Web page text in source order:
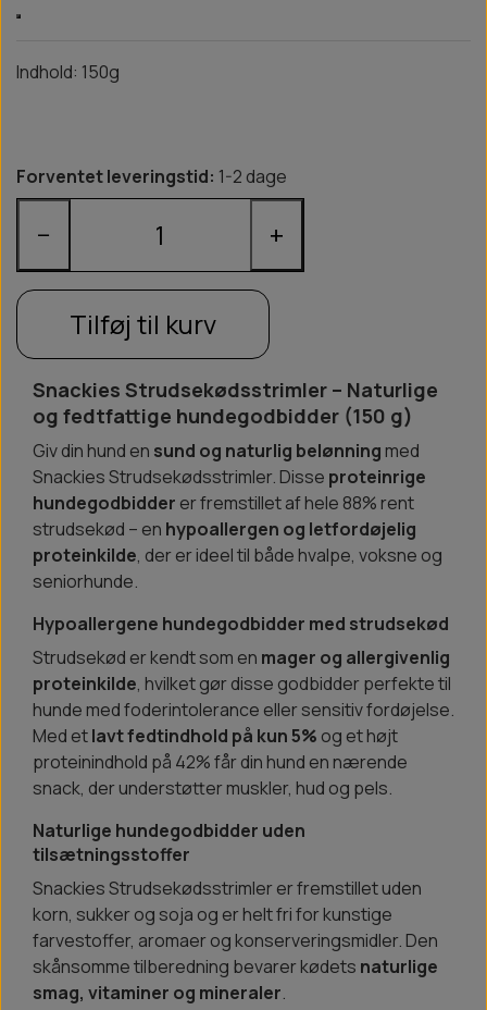
Indhold: 150g
Forventet leveringstid: 1-2 dage
− +
Tilføj til kurv
Snackies Strudsekødsstrimler – Naturlige
og fedtfattige hundegodbidder (150 g)
Giv din hund en sund og naturlig belønning med
Snackies Strudsekødsstrimler. Disse proteinrige
hundegodbidder er fremstillet af hele 88% rent
strudsekød – en hypoallergen og letfordøjelig
proteinkilde, der er ideel til både hvalpe, voksne og
seniorhunde.
Hypoallergene hundegodbidder med strudsekød
Strudsekød er kendt som en mager og allergivenlig
proteinkilde, hvilket gør disse godbidder perfekte til
hunde med foderintolerance eller sensitiv fordøjelse.
Med etlavt fedtindhold på kun 5% og et højt
proteinindhold på 42% får din hund en nærende
snack, der understøtter muskler, hud og pels.
Naturlige hundegodbidder uden
tilsætningsstoffer
Snackies Strudsekødsstrimler er fremstillet uden
korn, sukker og soja og er helt fri for kunstige
farvestoffer, aromaer og konserveringsmidler. Den
skånsomme tilberedning bevarer kødets naturlige
smag, vitaminer og mineraler.